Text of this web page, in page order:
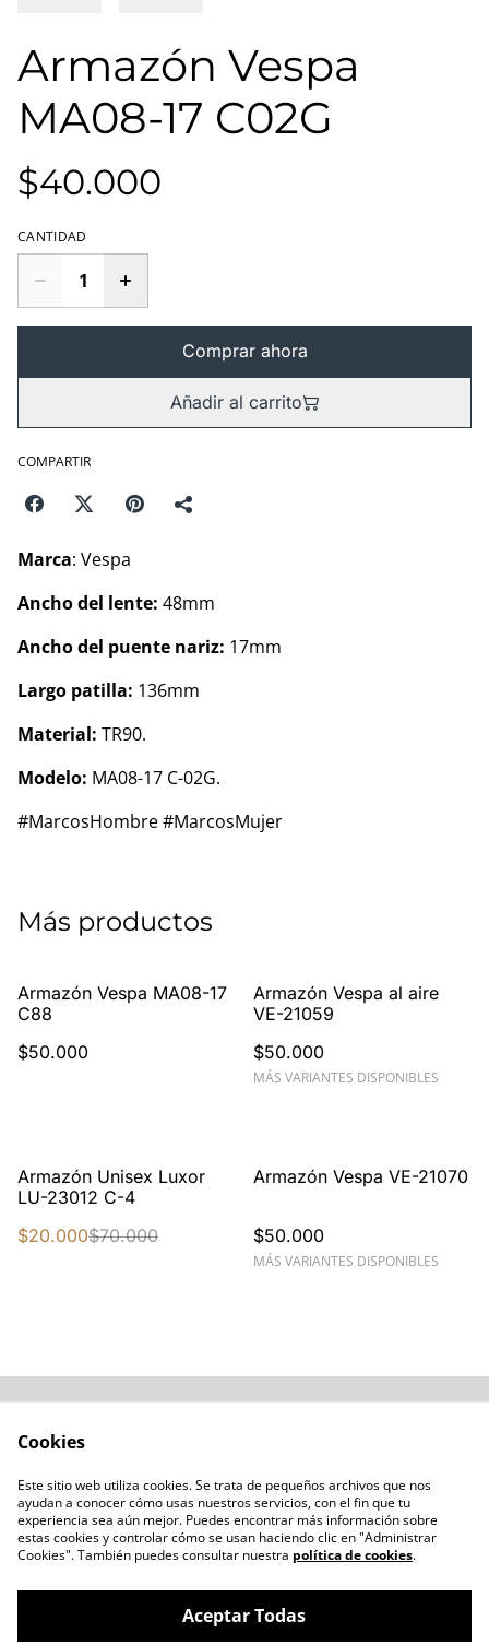
Armazón Vespa
MA08-17 C02G
$40.000
CANTIDAD
Comprar ahora
Añadir al carrito
COMPARTIR
Marca: Vespa
Ancho del lente: 48mm
Ancho del puente nariz: 17mm
Largo patilla: 136mm
Material: TR90.
Modelo: MA08-17 C-02G.
#MarcosHombre #MarcosMujer
Más productos
Armazón Vespa MA08-17
C88
$50.000
Armazón Vespa al aire
VE-21059
$50.000
MÁS VARIANTES DISPONIBLES
%
Armazón Unisex Luxor
LU-23012 C-4
$20.000$70.000
Armazón Vespa VE-21070
$50.000
MÁS VARIANTES DISPONIBLES
Condiciones
Política de Privacidad
Política de Cookies
Blogs
Cookies
Este sitio web utiliza cookies. Se trata de pequeños archivos que nos
ayudan a conocer cómo usas nuestros servicios, con el fin que tu
experiencia sea aún mejor. Puedes encontrar más información sobre
estas cookies y controlar cómo se usan haciendo clic en "Administrar
Cookies". También puedes consultar nuestra política de cookies.
Aceptar Todas